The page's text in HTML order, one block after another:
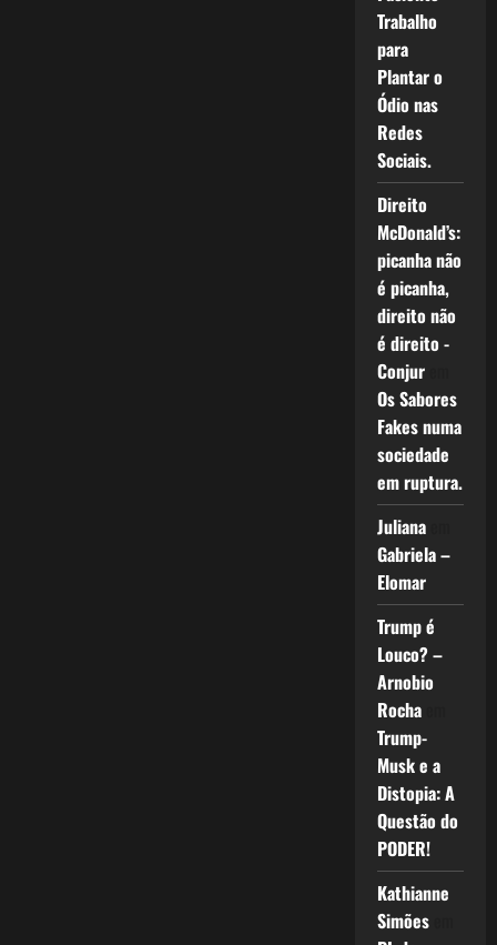
Trabalho
para
Plantar o
Ódio nas
Redes
Sociais.
Direito
McDonald’s:
picanha não
é picanha,
direito não
é direito -
Conjurem
Os Sabores
Fakes numa
sociedade
em ruptura.
Julianaem
Gabriela –
Elomar
Trump é
Louco? –
Arnobio
Rochaem
Trump-
Musk e a
Distopia: A
Questão do
PODER!
Kathianne
Simõesem